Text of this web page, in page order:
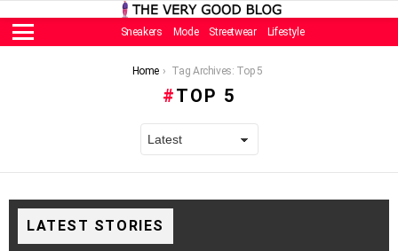
Menu
Sneakers Mode Streetwear Lifestyle
Home Tag Archives: Top 5
TOP 5
LATEST STORIES